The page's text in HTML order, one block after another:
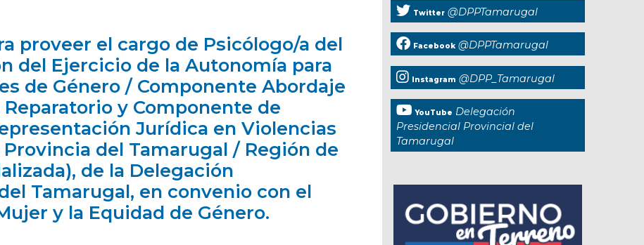
proveer el cargo de Psicólogo/a del
del Ejercicio de la Autonomía para
de Género / Componente Abordaje
y Componente de
Jurídica en Violencias
del Tamarugal / Región de
de la Delegación
Tamarugal, en convenio con el
y la Equidad de Género.
Twitter @DPPTamarugal
Facebook @DPPTamarugal
Instagram @DPP_Tamarugal
YouTube Delegación
Presidencial Provincial del
Tamarugal